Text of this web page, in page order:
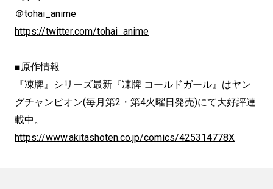
＠tohai_anime
https://twitter.com/tohai_anime
■原作情報
『凍牌』シリーズ最新『凍牌 コールドガール』はヤン
グチャンピオン(毎月第2・第4火曜日発売)にて大好評連
載中。
https://www.akitashoten.co.jp/comics/425314778X